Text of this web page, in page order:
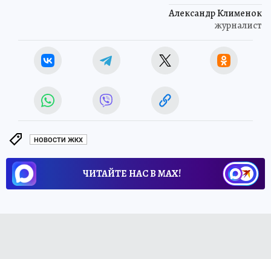
Александр Клименок
журналист
НОВОСТИ ЖКХ
ЧИТАЙТЕ НАС В МАХ!